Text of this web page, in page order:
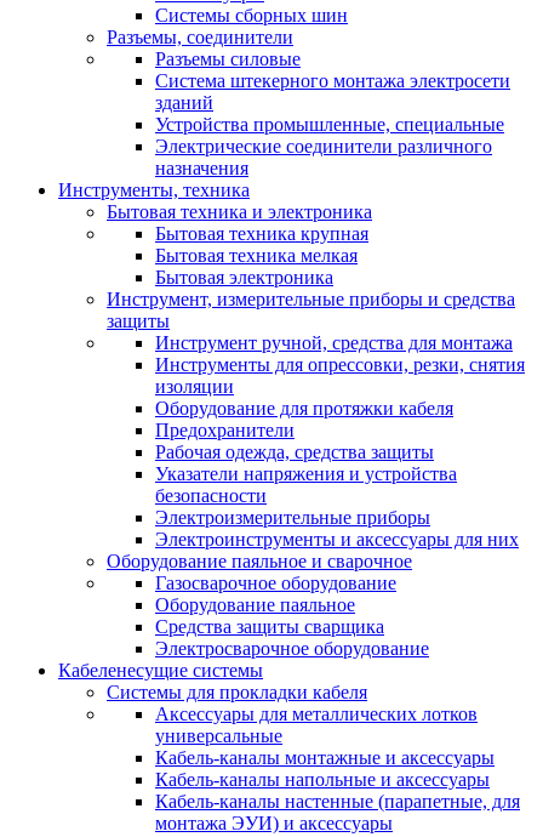
Системы сборных шин
Разъемы, соединители
Разъемы силовые
Система штекерного монтажа электросети
зданий
Устройства промышленные, специальные
Электрические соединители различного
назначения
Инструменты, техника
Бытовая техника и электроника
Бытовая техника крупная
Бытовая техника мелкая
Бытовая электроника
Инструмент, измерительные приборы и средства
защиты
Инструмент ручной, средства для монтажа
Инструменты для опрессовки, резки, снятия
изоляции
Оборудование для протяжки кабеля
Предохранители
Рабочая одежда, средства защиты
Указатели напряжения и устройства
безопасности
Электроизмерительные приборы
Электроинструменты и аксессуары для них
Оборудование паяльное и сварочное
Газосварочное оборудование
Оборудование паяльное
Средства защиты сварщика
Электросварочное оборудование
Кабеленесущие системы
Системы для прокладки кабеля
Аксессуары для металлических лотков
универсальные
Кабель-каналы монтажные и аксессуары
Кабель-каналы напольные и аксессуары
Кабель-каналы настенные (парапетные, для
монтажа ЭУИ) и аксессуары